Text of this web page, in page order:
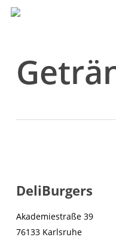
Skip
DeliBurgers
Akademiestraße 39
76133 Karlsruhe